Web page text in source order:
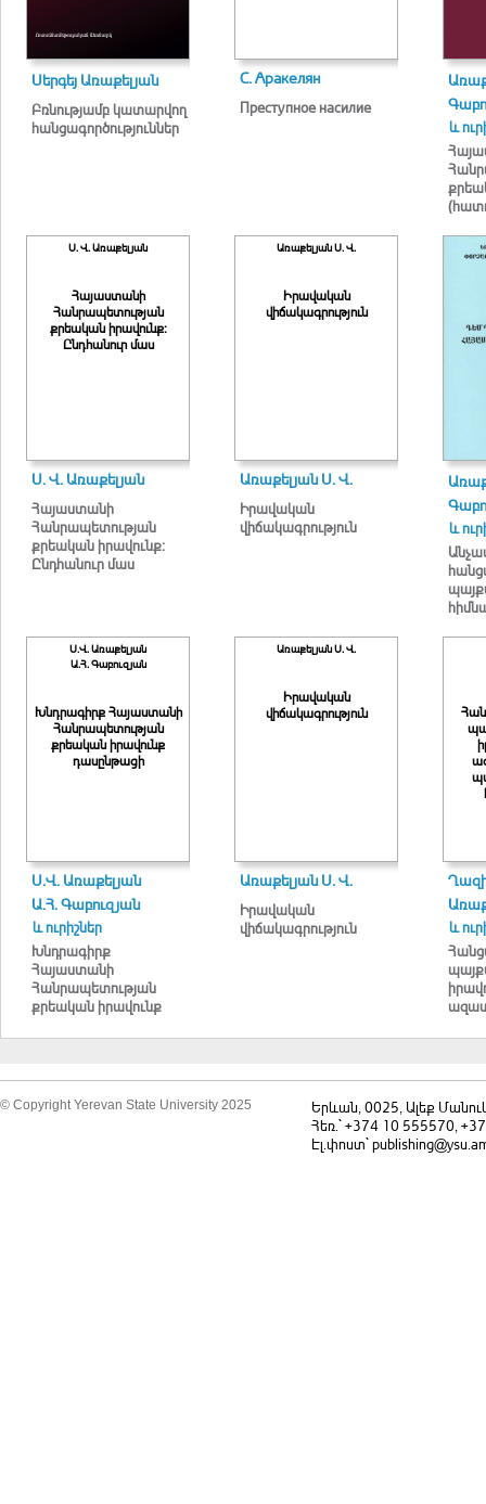
Սերգեյ Առաքելյան
Բռնությամբ կատարվող
հանցագործություններ
С. Аракелян
Преступное насилие
և
Ս. Վ. Առաքելյան
Հայաստանի
Հանրապետության
քրեական իրավունք:
Ընդհանուր մաս
Ս. Վ. Առաքելյան
Հայաստանի
Հանրապետության
քրեական իրավունք:
Ընդհանուր մաս
Առաքելյան Ս. Վ.
Իրավական
վիճակագրություն
Առաքելյան Ս. Վ.
Իրավական
վիճակագրություն
և
Ս.Վ. Առաքելյան
Ա.Հ. Գաբուզյան
Խնդրագիրք Հայաստանի
Հանրապետության
քրեական իրավունք
դասընթացի
Ս.Վ. Առաքելյան
Ա.Հ. Գաբուզյան
և ուրիշներ
Խնդրագիրք
Հայաստանի
Հանրապետության
քրեական իրավունք
Առաքելյան Ս. Վ.
Իրավական
վիճակագրություն
Առաքելյան Ս. Վ.
Իրավական
վիճակագրություն
և
© Copyright Yerevan State University 2025
Երևան, 0025, Ալեք
Հեռ.` +374 10 555570,
Էլ.փոստ`